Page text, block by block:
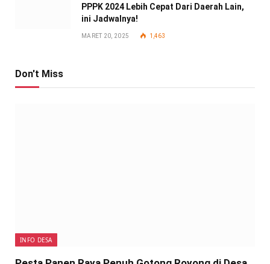
PPPK 2024 Lebih Cepat Dari Daerah Lain,
ini Jadwalnya!
MARET 20, 2025 1,463
Don't Miss
INFO DESA